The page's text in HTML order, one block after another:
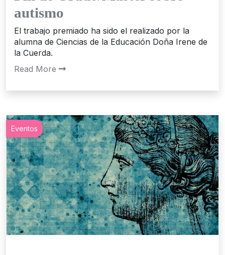
autismo
El trabajo premiado ha sido el realizado por la
alumna de Ciencias de la Educación Doña Irene de
la Cuerda.
Read More
Eventos